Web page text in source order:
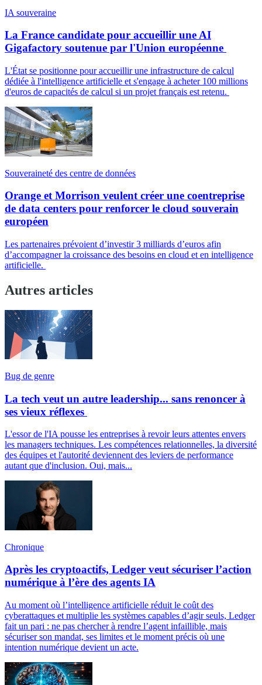
IA souveraine
La France candidate pour accueillir une AI
Gigafactory soutenue par l'Union européenne
L'État se positionne pour accueillir une infrastructure de calcul
dédiée à l'intelligence artificielle et s'engage à acheter 100 millions
d'euros de capacités de calcul si un projet français est retenu.
Souveraineté des centre de données
Orange et Morrison veulent créer une coentreprise
de data centers pour renforcer le cloud souverain
européen
Les partenaires prévoient d’investir 3 milliards d’euros afin
d’accompagner la croissance des besoins en cloud et en intelligence
artificielle.
Autres articles
Bug de genre
La tech veut un autre leadership... sans renoncer à
ses vieux réflexes
L'essor de l'IA pousse les entreprises à revoir leurs attentes envers
les managers techniques. Les compétences relationnelles, la diversité
des équipes et l'autorité deviennent des leviers de performance
autant que d'inclusion. Oui, mais...
Chronique
Après les cryptoactifs, Ledger veut sécuriser l’action
numérique à l’ère des agents IA
Au moment où l’intelligence artificielle réduit le coût des
cyberattaques et multiplie les systèmes capables d’agir seuls, Ledger
fait un pari : ne pas chercher à rendre l’agent infaillible, mais
sécuriser son mandat, ses limites et le moment précis où une
intention numérique devient un acte.